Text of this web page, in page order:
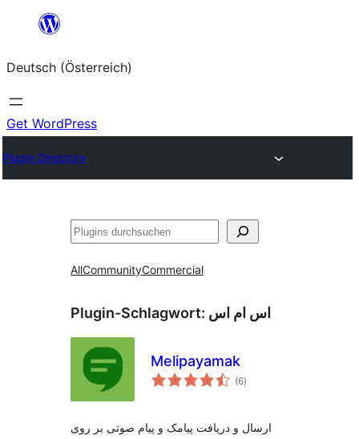
springen
Deutsch (Österreich)
Get WordPress
Plugin Directory
Suchen
AllCommunityCommercial
Plugin-Schlagwort: اس ام اس
Melipayamak
(6Bewertungen
gesamt
)
ارسال و دریافت پیامک و پیام صوتی بر روی